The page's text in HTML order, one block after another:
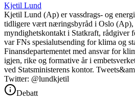
Kjetil Lund
Kjetil Lund (Ap) er vassdrags- og
tidligere vært næringsbyråd i Oslo
myndighetskontakt i Statkraft, rådgiver
var FNs spesialutsending for klima og
Finansdepartementet med ansvar for
igjen, rike og formative år i
ved Statsministerens kontor.
Twitter: @lundkjetil
Debatt